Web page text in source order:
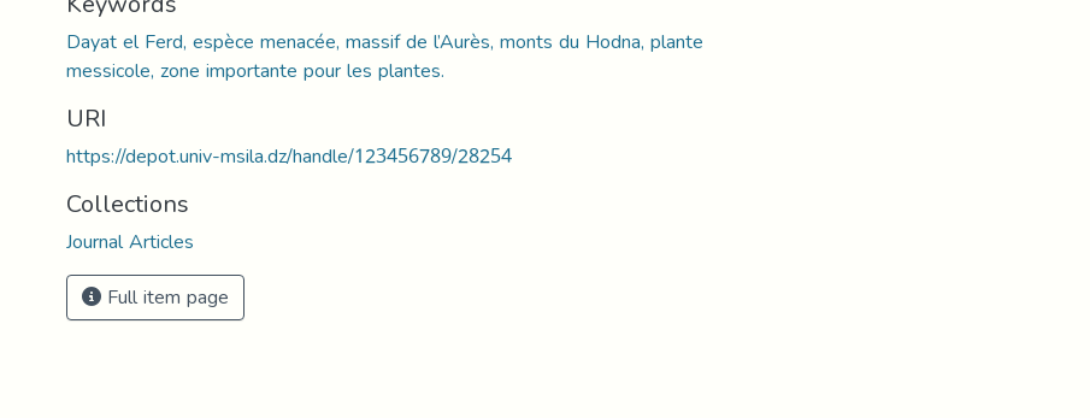
Dayat el Ferd, espèce menacée, massif de l’Aurès, monts du Hodna, plante
messicole, zone importante pour les plantes.
URI
https://depot.univ-msila.dz/handle/123456789/28254
Collections
Journal Articles
Full item page